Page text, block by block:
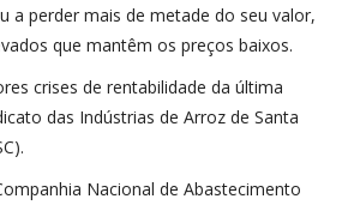
a perder mais de metade do seu valor,
que mantêm os preços baixos.
crises de rentabilidade da última
das Indústrias de Arroz de Santa
Nacional de Abastecimento